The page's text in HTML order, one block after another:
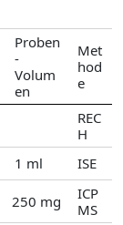
Proben
-
Volum
en
Met
hod
e
REC
H
1 ml ISE
250 mg
ICP
MS